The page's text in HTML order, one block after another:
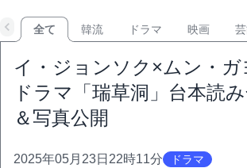
全て 韓流 ドラマ 映画
イ・ジョンソク×ムン・ガ
ドラマ「瑞草洞」台本読
＆写真公開
2025年05月23日22時11分 ドラマ